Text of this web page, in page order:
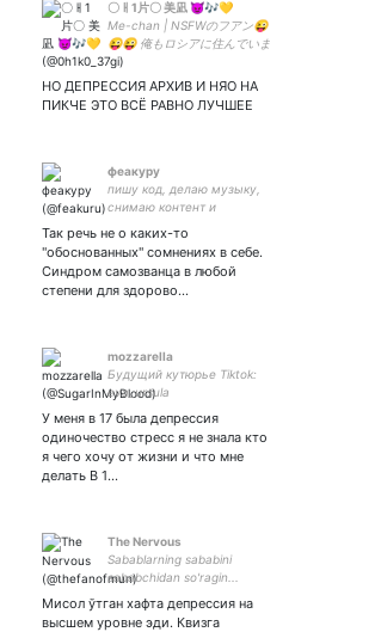
〇ㅐ1片〇 美凪 😈🎶💛
Me-chan | NSFWのフアン😜
😜😜 俺もロシアに住んでいま
す! ❗エー子ちゃんGO❗ And
a lot of fandoms | The main
fans of VAZZROCK |
VAZZROCK's rufd mom |
НО ДЕПРЕССИЯ АРХИВ И НЯО НА
ПИКЧЕ ЭТО ВСЁ РАВНО ЛУЧШЕЕ
феакуру
пишу код, делаю музыку,
снимаю контент и
Так речь не о каких-то
"обоснованных" сомнениях в себе.
Синдром самозванца в любой
степени для здорово…
mozzarella
Будущий кутюрье Tiktok:
eva_ursula
У меня в 17 была депрессия
одиночество стресс я не знала кто
я чего хочу от жизни и что мне
делать В 1…
The Nervous
Sabablarning sababini
sababchidan so'ragin...
Мисол ўтган хафта депрессия на
высшем уровне эди. Квизга